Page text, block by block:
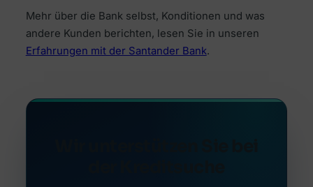
Mehr über die Bank selbst, Konditionen und was
andere Kunden berichten, lesen Sie in unseren
Erfahrungen mit der Santander Bank.